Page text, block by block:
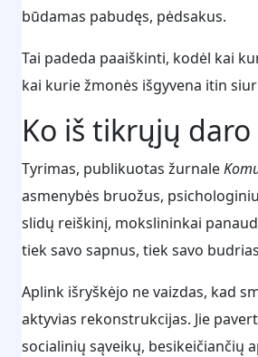
būdamas pabudęs, pėdsakus.
Tai padeda paaiškinti, kodėl kai
kai kurie žmonės išgyvena itin
Ko iš tikrųjų
Tyrimas, publikuotas žurnale
asmenybės bruožus,
slidų reiškinį, mokslininkai
tiek savo sapnus, tiek savo
Aplink išryškėjo ne vaizdas, kad
aktyvias rekonstrukcijas. Jie
socialinių sąveikų, besikeičiančių